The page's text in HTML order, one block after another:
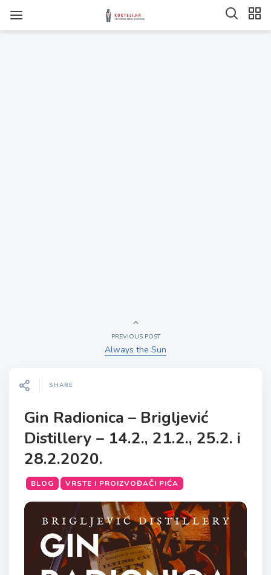
PREVIOUS POST
Always the Sun
SHARE
Gin Radionica – Brigljević
Distillery – 14.2., 21.2., 25.2. i
28.2.2020.
BLOG VRSTE I PROIZVOĐAČI PIĆA